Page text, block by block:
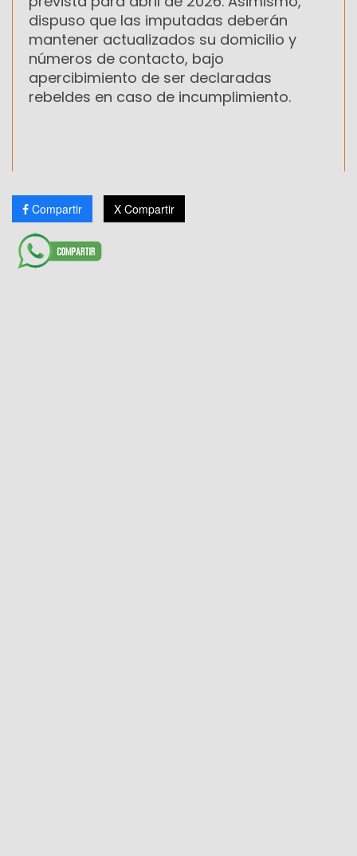
dispuso que las imputadas deberán
mantener actualizados su domicilio y
números de contacto, bajo
apercibimiento de ser declaradas
rebeldes en caso de incumplimiento.
Compartir X Compartir